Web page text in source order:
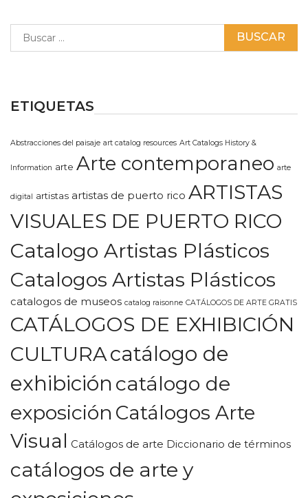
ETIQUETAS
Abstracciones del paisaje art catalog resources Art Catalogs History &
Information arte Arte contemporaneo arte
digital artistas artistas de puerto rico ARTISTAS
VISUALES DE PUERTO RICO
Catalogo Artistas Plásticos
Catalogos Artistas Plásticos
catalogos de museos catalog raisonne CATÁLOGOS DE ARTE GRATIS
CATÁLOGOS DE EXHIBICIÓN
CULTURAcatálogo de
exhibición catálogo de
exposición Catálogos Arte
Visual Catálogos de arte Diccionario de términos
catálogos de arte y